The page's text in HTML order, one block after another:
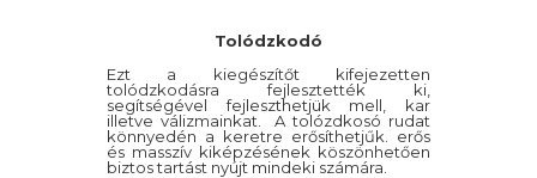
Tolódzkodó
Ezt a kiegészítőt kifejezetten
tolódzkodásra fejlesztették ki,
segítségével fejleszthetjük mell, kar
illetve válizmainkat. A tolózdkosó rudat
könnyedén a keretre erősíthetjűk. erős
és masszív kiképzésének köszönhetően
biztos tartást nyújt mindeki számára.